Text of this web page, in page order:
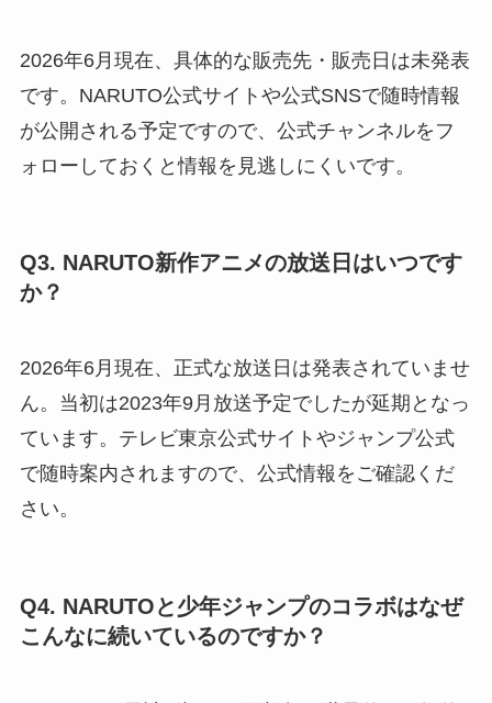
2026年6月現在、具体的な販売先・販売日は未発表
です。NARUTO公式サイトや公式SNSで随時情報
が公開される予定ですので、公式チャンネルをフ
ォローしておくと情報を見逃しにくいです。
Q3. NARUTO新作アニメの放送日はいつです
か？
2026年6月現在、正式な放送日は発表されていませ
ん。当初は2023年9月放送予定でしたが延期となっ
ています。テレビ東京公式サイトやジャンプ公式
で随時案内されますので、公式情報をご確認くだ
さい。
Q4. NARUTOと少年ジャンプのコラボはなぜ
こんなに続いているのですか？